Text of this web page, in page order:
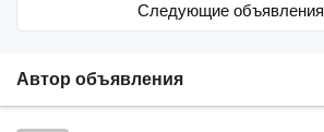
Cледующие объявления
Автор объявления